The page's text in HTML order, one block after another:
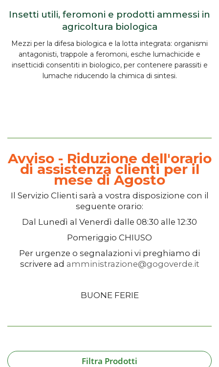
Insetti utili, feromoni e prodotti ammessi in
agricoltura biologica
Mezzi per la difesa biologica e la lotta integrata: organismi
antagonisti, trappole a feromoni, esche lumachicide e
insetticidi consentiti in biologico, per contenere parassiti e
lumache riducendo la chimica di sintesi.
Avviso - Riduzione dell'orario
di assistenza clienti per il
mese di Agosto
Il Servizio Clienti sarà a vostra disposizione con il
seguente orario:
Dal Lunedì al Venerdì dalle 08:30 alle 12:30
Pomeriggio CHIUSO
Per urgenze o segnalazioni vi preghiamo di
scrivere ad amministrazione@gogoverde.it
BUONE FERIE
Filtra Prodotti